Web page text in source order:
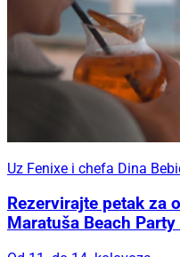
Uz Fenixe i chefa Dina
Rezervirajte petak za
Maratuša Beach